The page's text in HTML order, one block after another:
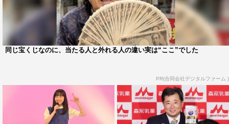
『サンドウィッチマン＆芦田愛菜の博士ちゃん』©テレビ朝日
ミュージシャンという枠にとどまらず、映画監督、ファッ
ションデザイナー、ワインやシャンパンのプロデュースな
同じ宝くじなのに、当たる人と外れる人の違い実は“ここ”でした
PR(合同会社デジタルファーム )